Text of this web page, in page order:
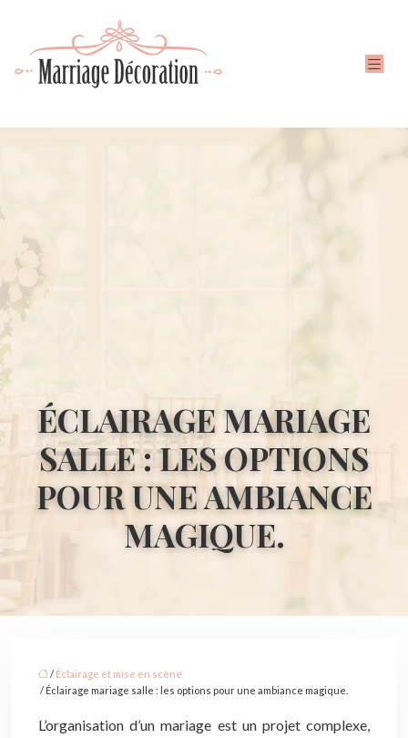
ÉCLAIRAGE MARIAGE
SALLE : LES OPTIONS
POUR UNE AMBIANCE
MAGIQUE.
/ Éclairage et mise en scène
/ Éclairage mariage salle : les options pour une ambiance magique.
L’organisation d’un mariage est un projet complexe,